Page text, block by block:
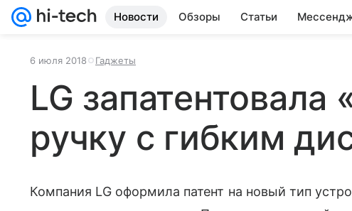
Новости Обзоры Статьи
6 июля 2018 Гаджеты
LG запатентовала
ручку с гибким
Компания LG оформила патент на новый тип